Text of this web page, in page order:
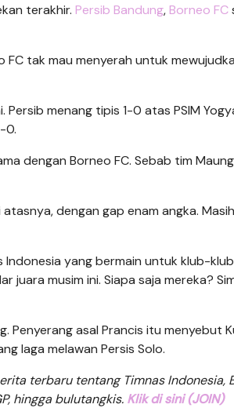
terakhir. Persib Bandung,Borneo FC
tak mau menyerah untuk
Persib menang tipis 1-0 atas PSIM
0.
dengan Borneo FC. Sebab tim Maung
dengan gap enam angka.
yang bermain untuk klub-klub
juara musim ini. Siapa saja mereka?
Penyerang asal Prancis itu menyebut
laga melawan Persis Solo.
terbaru tentang Timnas Indonesia,
hingga bulutangkis. Klik di sini (JOIN)